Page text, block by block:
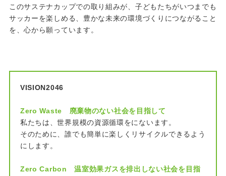
このサステナカップでの取り組みが、子どもたちがいつまでも
サッカーを楽しめる、豊かな未来の環境づくりにつながること
を、心から願っています。
VISION2046
Zero Waste 廃棄物のない社会を目指して
私たちは、世界規模の資源循環をにないます。
そのために、誰でも簡単に楽しくリサイクルできるよう
にします。
Zero Carbon 温室効果ガスを排出しない社会を目指